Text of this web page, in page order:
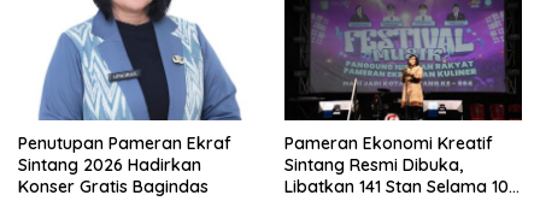
Penutupan Pameran Ekraf
Sintang 2026 Hadirkan
Konser Gratis Bagindas
Pameran Ekonomi Kreatif
Sintang Resmi Dibuka,
Libatkan 141 Stan Selama 10